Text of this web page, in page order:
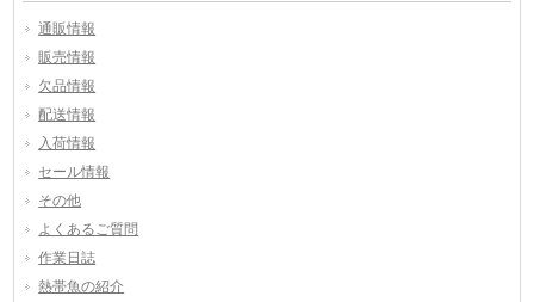
通販情報
販売情報
欠品情報
配送情報
入荷情報
セール情報
その他
よくあるご質問
作業日誌
熱帯魚の紹介